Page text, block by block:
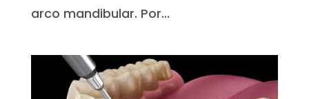
arco mandibular. Por...